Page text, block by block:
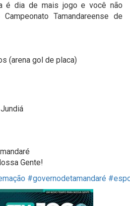
é dia de mais jogo e você não
Tamandareense de
(arena gol de placa)
Gente!
#governodetamandaré